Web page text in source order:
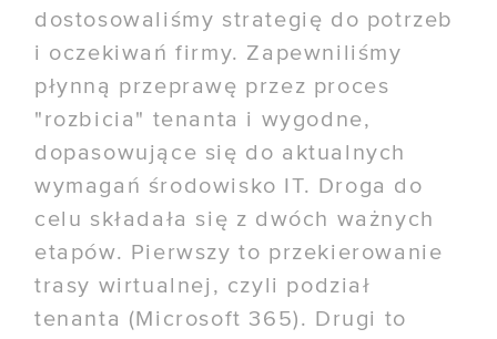
dostosowaliśmy strategię do potrzeb
i oczekiwań firmy. Zapewniliśmy
płynną przeprawę przez proces
"rozbicia" tenanta i wygodne,
dopasowujące się do aktualnych
wymagań środowisko IT. Droga do
celu składała się z dwóch ważnych
etapów. Pierwszy to przekierowanie
trasy wirtualnej, czyli podział
tenanta (Microsoft 365). Drugi to